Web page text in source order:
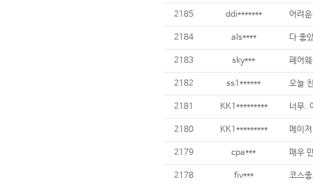
2185 ddi*******
2184 als**** 다 좋
2183 sky***
2182 ss1******
2181 KK1*********
2180 KK1*********
2179 cpa***
2178 fiv***